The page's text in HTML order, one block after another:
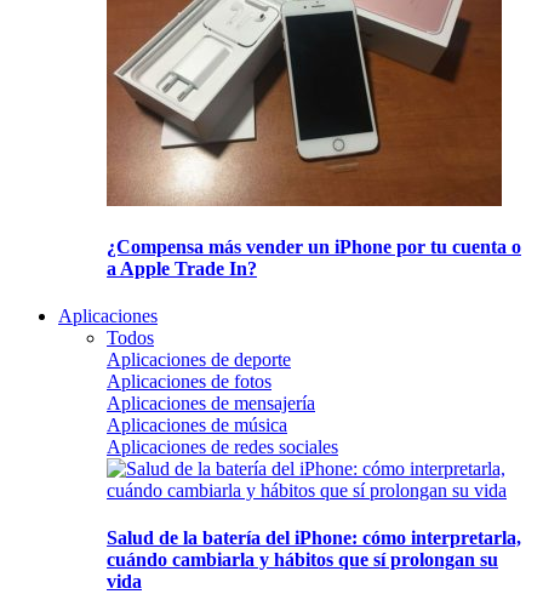
¿Compensa más vender un iPhone por tu cuenta o
a Apple Trade In?
Aplicaciones
Todos
Aplicaciones de deporte
Aplicaciones de fotos
Aplicaciones de mensajería
Aplicaciones de música
Aplicaciones de redes sociales
Salud de la batería del iPhone: cómo interpretarla,
cuándo cambiarla y hábitos que sí prolongan su
vida